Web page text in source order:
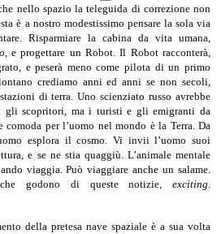
nello spazio la teleguida di correzione non
è a nostro modestissimo pensare la sola via
Risparmiare la cabina da vita umana,
, e progettare un Robot. Il Robot racconterà,
e peserà meno come pilota di un primo
crediamo anni ed anni se non secoli,
di terra. Uno scienziato russo avrebbe
gli scopritori, ma i turisti e gli emigranti da
comoda per l’uomo nel mondo è la Terra. Da
esplora il cosmo. Vi invii l’uomo suoi
e se ne stia quaggiù. L’animale mentale
viaggia. Può viaggiare anche un salame.
godono di queste notizie, exciting.
della pretesa nave spaziale è a sua volta